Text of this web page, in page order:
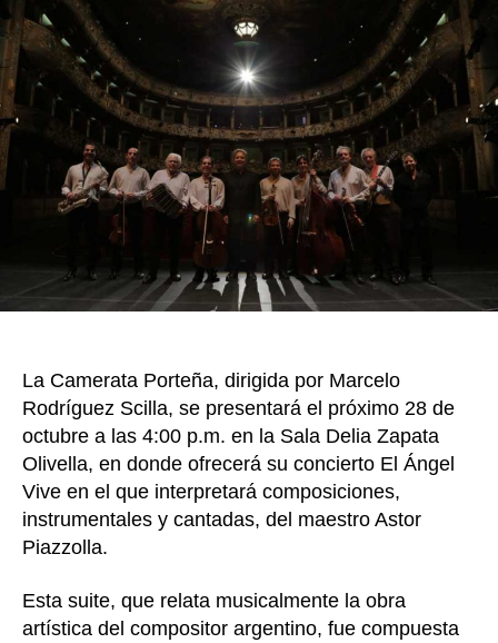
e
o
o
k
er
st
ar
tir
la
entrada
con
la
vida
de
Sala
La Camerata Porteña, dirigida por Marcelo
Rodríguez Scilla, se presentará el próximo 28 de
octubre a las 4:00 p.m. en la Sala Delia Zapata
Olivella, en donde ofrecerá su concierto El Ángel
Vive en el que interpretará composiciones,
instrumentales y cantadas, del maestro Astor
Piazzolla.
Esta suite, que relata musicalmente la obra
artística del compositor argentino, fue compuesta